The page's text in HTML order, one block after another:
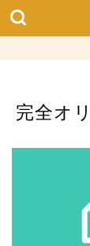
完全オ